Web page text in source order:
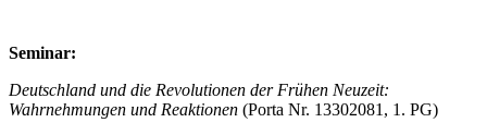
Seminar:
Deutschland und die Revolutionen der Frühen Neuzeit:
Wahrnehmungen und Reaktionen (Porta Nr. 13302081, 1. PG)